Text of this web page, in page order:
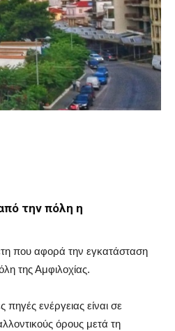
την πόλη η
που αφορά την εγκατάσταση
της Αμφιλοχίας.
ενέργειας είναι σε
όρους μετά τη